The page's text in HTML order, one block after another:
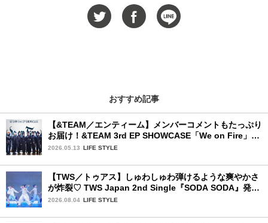
おすすめ記事
【&TEAM／エンティーム】メンバーコメントもたっぷり
お届け！&TEAM 3rd EP SHOWCASE「We on Fire」を
詳細レポート【前編】
2026.05.13 LIFE STYLE
【TWS／トゥアス】しゅわしゅわ弾けるような爽やかさ
が炸裂♡ TWS Japan 2nd Single『SODA SODA』発売
記念SPECIAL SHOWCASEを詳細レポ
2026.08.04 LIFE STYLE